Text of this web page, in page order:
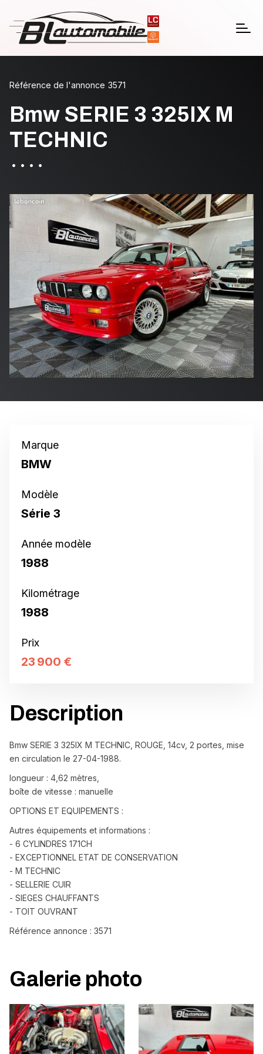
Référence de l'annonce 3571
Bmw SERIE 3 325IX M
TECHNIC
• • • •
Marque
BMW
Modèle
Série 3
Année modèle
1988
Kilométrage
1988
Prix
23 900 €
Description
Bmw SERIE 3 325IX M TECHNIC, ROUGE, 14cv, 2 portes, mise
en circulation le 27-04-1988.
longueur : 4,62 mètres,
boîte de vitesse : manuelle
OPTIONS ET EQUIPEMENTS :
Autres équipements et informations :
- 6 CYLINDRES 171CH
- EXCEPTIONNEL ETAT DE CONSERVATION
- M TECHNIC
- SELLERIE CUIR
- SIEGES CHAUFFANTS
- TOIT OUVRANT
Référence annonce : 3571
Galerie photo